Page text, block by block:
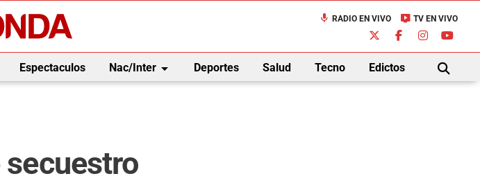
mic RADIO EN VIVO live_tv TV EN VIVO
Espectaculos Nac/Interarrow_drop_down Deportes Salud Tecno Edictos
BUSCAR